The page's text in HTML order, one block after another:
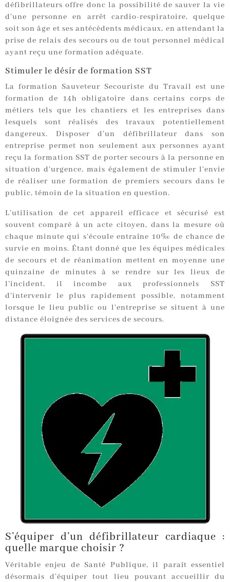
défibrillateurs offre donc la possibilité de sauver la vie
d’une personne en arrêt cardio-respiratoire, quelque
soit son âge et ses antécédents médicaux, en attendant la
prise de relais des secours ou de tout personnel médical
ayant reçu une formation adéquate.
Stimuler le désir de formation SST
La formation Sauveteur Secouriste du Travail est une
formation de 14h obligatoire dans certains corps de
métiers tels que les chantiers et les entreprises dans
lesquels sont réalisés des travaux potentiellement
dangereux. Disposer d’un défibrillateur dans son
entreprise permet non seulement aux personnes ayant
reçu la formation SST de porter secours à la personne en
situation d’urgence, mais également de stimuler l’envie
de réaliser une formation de premiers secours dans le
public, témoin de la situation en question.
L’utilisation de cet appareil efficace et sécurisé est
souvent comparé à un acte citoyen, dans la mesure où
chaque minute qui s’écoule entraîne 10‰ de chance de
survie en moins. Étant donné que les équipes médicales
de secours et de réanimation mettent en moyenne une
quinzaine de minutes à se rendre sur les lieux de
l’incident, il incombe aux professionnels SST
d’intervenir le plus rapidement possible, notamment
lorsque le lieu public ou l’entreprise se situent à une
distance éloignée des services de secours.
S’équiper d’un défibrillateur cardiaque :
quelle marque choisir ?
Véritable enjeu de Santé Publique, il paraît essentiel
désormais d’équiper tout lieu pouvant accueillir du